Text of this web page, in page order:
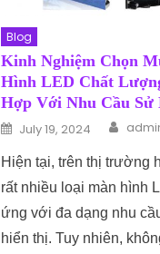
Blog
Kinh Nghiệm Chọn
Hình LED Chất
Hợp Với Nhu Cầu Sử
Posted on
July 19, 2024
Hiện tại, trên thị trường
rất nhiều loại màn hình
ứng với đa dạng nhu
hiển thị. Tuy nhiên,